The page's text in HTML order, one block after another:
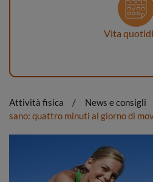
Vita
Attività fisica News e consigli
sano: quattro minuti al giorno di